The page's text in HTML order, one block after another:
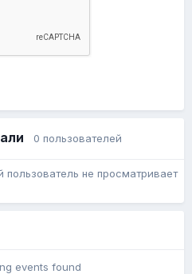
0 пользователей
пользователь не просматривает
events found